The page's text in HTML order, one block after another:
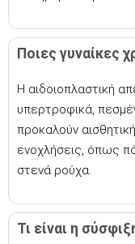
Ποιες γυναίκες
Η αιδοιοπλαστική
υπερτροφικά,
προκαλούν
ενοχλήσεις, όπως
στενά ρούχα.
Τι είναι η